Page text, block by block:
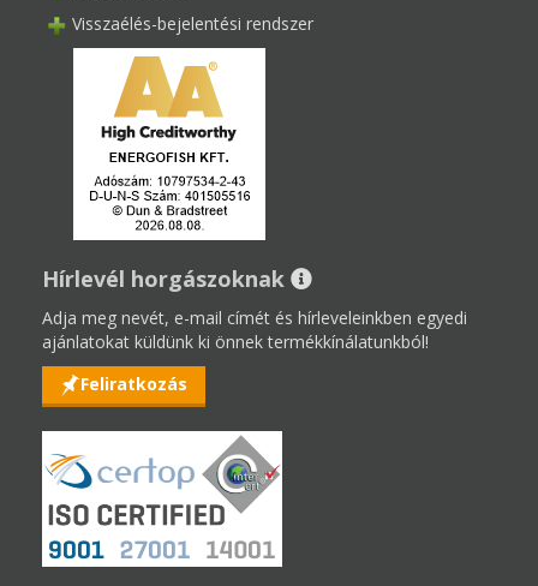
Visszaélés-bejelentési rendszer
Hírlevél horgászoknak
Adja meg nevét, e-mail címét és hírleveleinkben egyedi
ajánlatokat küldünk ki önnek termékkínálatunkból!
Feliratkozás